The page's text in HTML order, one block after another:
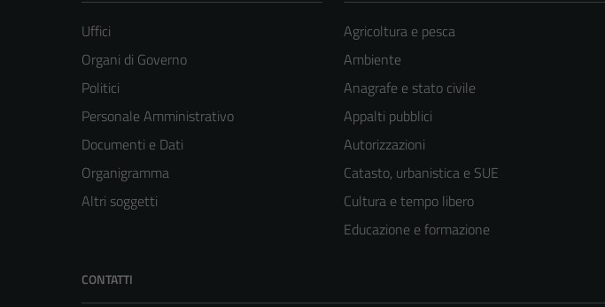
Uffici
Organi di Governo
Politici
Personale Amministrativo
Documenti e Dati
Organigramma
Altri soggetti
Agricoltura e pesca
Ambiente
Anagrafe e stato civile
Appalti pubblici
Autorizzazioni
Catasto, urbanistica e SUE
Cultura e tempo libero
Educazione e formazione
CONTATTI